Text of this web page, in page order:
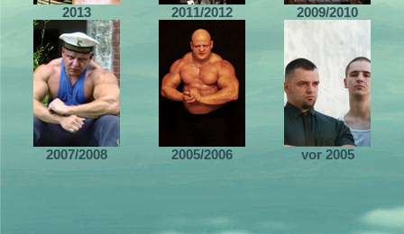
2013 2011/2012 2009/2010
2007/2008 2005/2006 vor 2005